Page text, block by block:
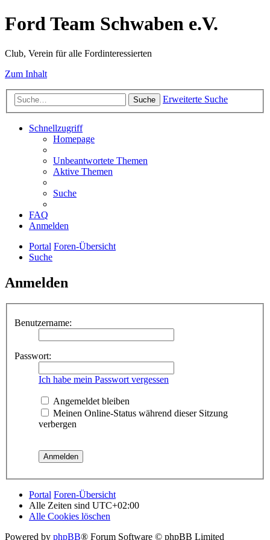
Ford Team Schwaben e.V.
Club, Verein für alle Fordinteressierten
Zum Inhalt
Suche Erweiterte Suche
Schnellzugriff
Homepage
Unbeantwortete Themen
Aktive Themen
Suche
FAQ
Anmelden
Portal Foren-Übersicht
Suche
Anmelden
Benutzername:
Passwort:
Ich habe mein Passwort vergessen
Angemeldet bleiben
Meinen Online-Status während dieser Sitzung
verbergen
Portal Foren-Übersicht
Alle Zeiten sind UTC+02:00
Alle Cookies löschen
Powered by phpBB® Forum Software © phpBB Limited